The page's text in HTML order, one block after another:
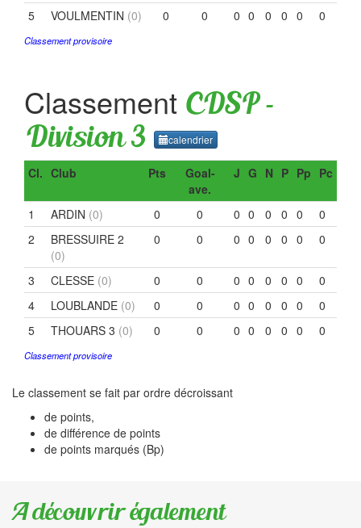
Classement provisoire
5 VOULMENTIN (0) 0 0 0 0 0 0 0 0
Classement CDSP -
Division 3
calendrier
Classement provisoire
Cl. Club Pts
Goal-
ave.
J G N P Pp Pc
1 ARDIN (0) 0 0 0 0 0 0 0
0
2
BRESSUIRE 2
(0)
0 0 0 0 0 0 0 0
3 CLESSE (0) 0 0 0 0 0 0 0
0
4
LOUBLANDE (0) 0 0 0 0 0 0 0
0
5
THOUARS 3 (0) 0 0 0 0 0 0 0 0
Le classement se fait par ordre décroissant
de points,
de différence de points
de points marqués (Bp)
A découvrir également